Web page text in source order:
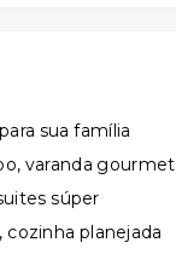
sua família
varanda gourmet
súper
planejada